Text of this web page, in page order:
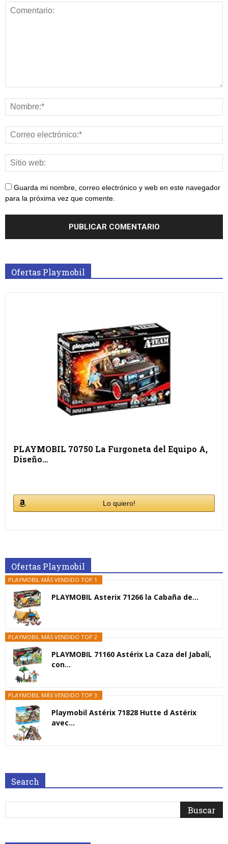
Guarda mi nombre, correo electrónico y web en este navegador
para la próxima vez que comente.
Ofertas Playmobil
PLAYMOBIL 70750 La Furgoneta del Equipo A,
Diseño…
Lo quiero!
Ofertas Playmobil
PLAYMOBIL MÁS VENDIDO TOP 1
PLAYMOBIL Asterix 71266 la Cabaña de...
PLAYMOBIL MÁS VENDIDO TOP 2
PLAYMOBIL 71160 Astérix La Caza del Jabalí,
con...
PLAYMOBIL MÁS VENDIDO TOP 3
Playmobil Astérix 71828 Hutte d Astérix
avec...
Search